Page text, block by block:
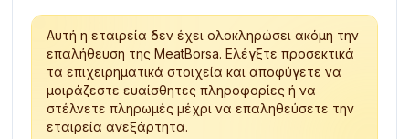
Αυτή η εταιρεία δεν έχει ολοκληρώσει ακόμη την
επαλήθευση της MeatBorsa. Ελέγξτε προσεκτικά
τα επιχειρηματικά στοιχεία και αποφύγετε να
μοιράζεστε ευαίσθητες πληροφορίες ή να
στέλνετε πληρωμές μέχρι να επαληθεύσετε την
εταιρεία ανεξάρτητα.